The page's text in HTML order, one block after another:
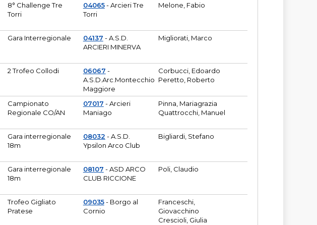
8° Challenge Tre
Torri
04065- Arcieri Tre
Torri
Melone, Fabio
Gara Interregionale 04137 - A.S.D.
ARCIERI MINERVA
Migliorati, Marco
2 Trofeo Collodi 06067 -
A.S.D.Arc.Montecchio
Maggiore
Corbucci, Edoardo
Peretto, Roberto
Campionato
Regionale CO/AN
07017 - Arcieri
Maniago
Pinna, Mariagrazia
Quattrocchi, Manuel
Gara interregionale
18m
08032 - A.S.D.
Ypsilon Arco Club
Bigliardi, Stefano
Gara interregionale
18m
08107 - ASD ARCO
CLUB RICCIONE
Poli, Claudio
Trofeo Gigliato
Pratese
09035- Borgo al
Cornio
Franceschi,
Giovacchino
Crescioli, Giulia